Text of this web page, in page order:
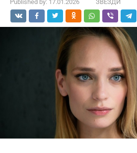
Published by: 17.01.2026 ЗВЕЗДИ